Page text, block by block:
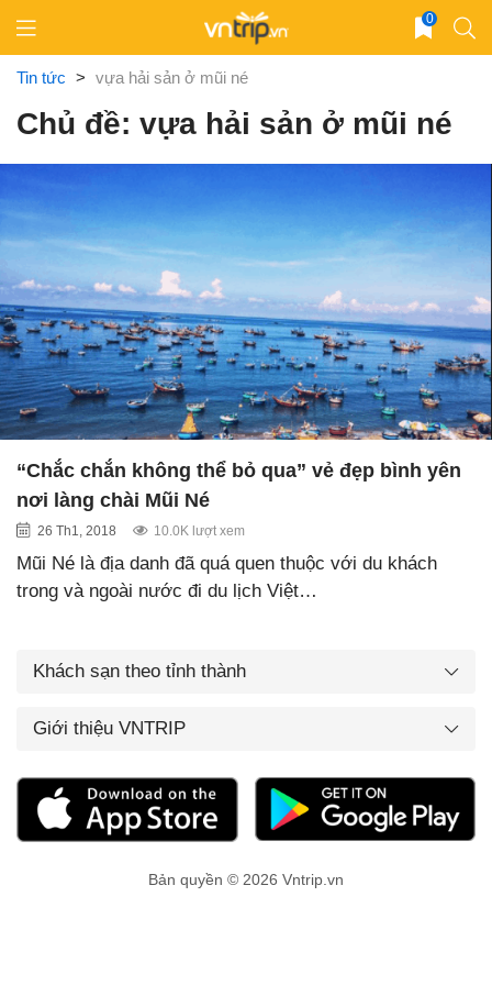
content
0
Tin tức > vựa hải sản ở mũi né
Chủ đề: vựa hải sản ở mũi né
“Chắc chắn không thể bỏ qua” vẻ đẹp bình yên
nơi làng chài Mũi Né
26 Th1, 2018 10.0K lượt xem
Mũi Né là địa danh đã quá quen thuộc với du khách
trong và ngoài nước đi du lịch Việt…
Khách sạn theo tỉnh thành
Giới thiệu VNTRIP
Bản quyền © 2026 Vntrip.vn